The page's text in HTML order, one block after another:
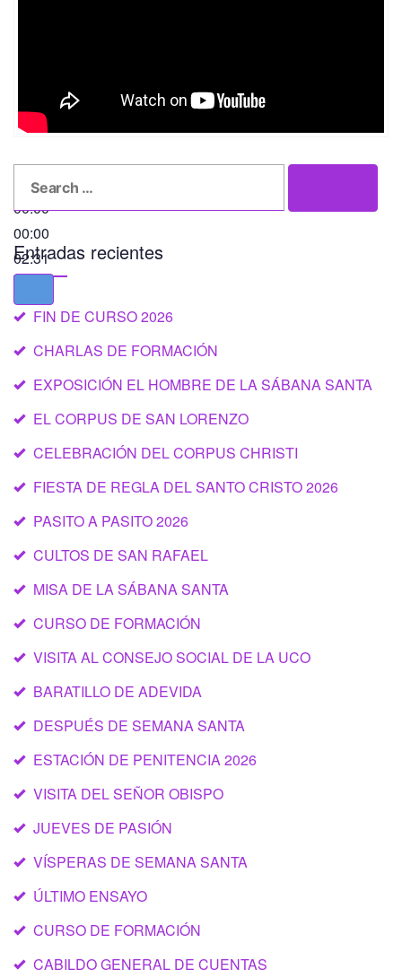
00:00
00:00
02:31
Entradas recientes
FIN DE CURSO 2026
CHARLAS DE FORMACIÓN
EXPOSICIÓN EL HOMBRE DE LA SÁBANA SANTA
EL CORPUS DE SAN LORENZO
CELEBRACIÓN DEL CORPUS CHRISTI
FIESTA DE REGLA DEL SANTO CRISTO 2026
PASITO A PASITO 2026
CULTOS DE SAN RAFAEL
MISA DE LA SÁBANA SANTA
CURSO DE FORMACIÓN
VISITA AL CONSEJO SOCIAL DE LA UCO
BARATILLO DE ADEVIDA
DESPUÉS DE SEMANA SANTA
ESTACIÓN DE PENITENCIA 2026
VISITA DEL SEÑOR OBISPO
JUEVES DE PASIÓN
VÍSPERAS DE SEMANA SANTA
ÚLTIMO ENSAYO
CURSO DE FORMACIÓN
CABILDO GENERAL DE CUENTAS